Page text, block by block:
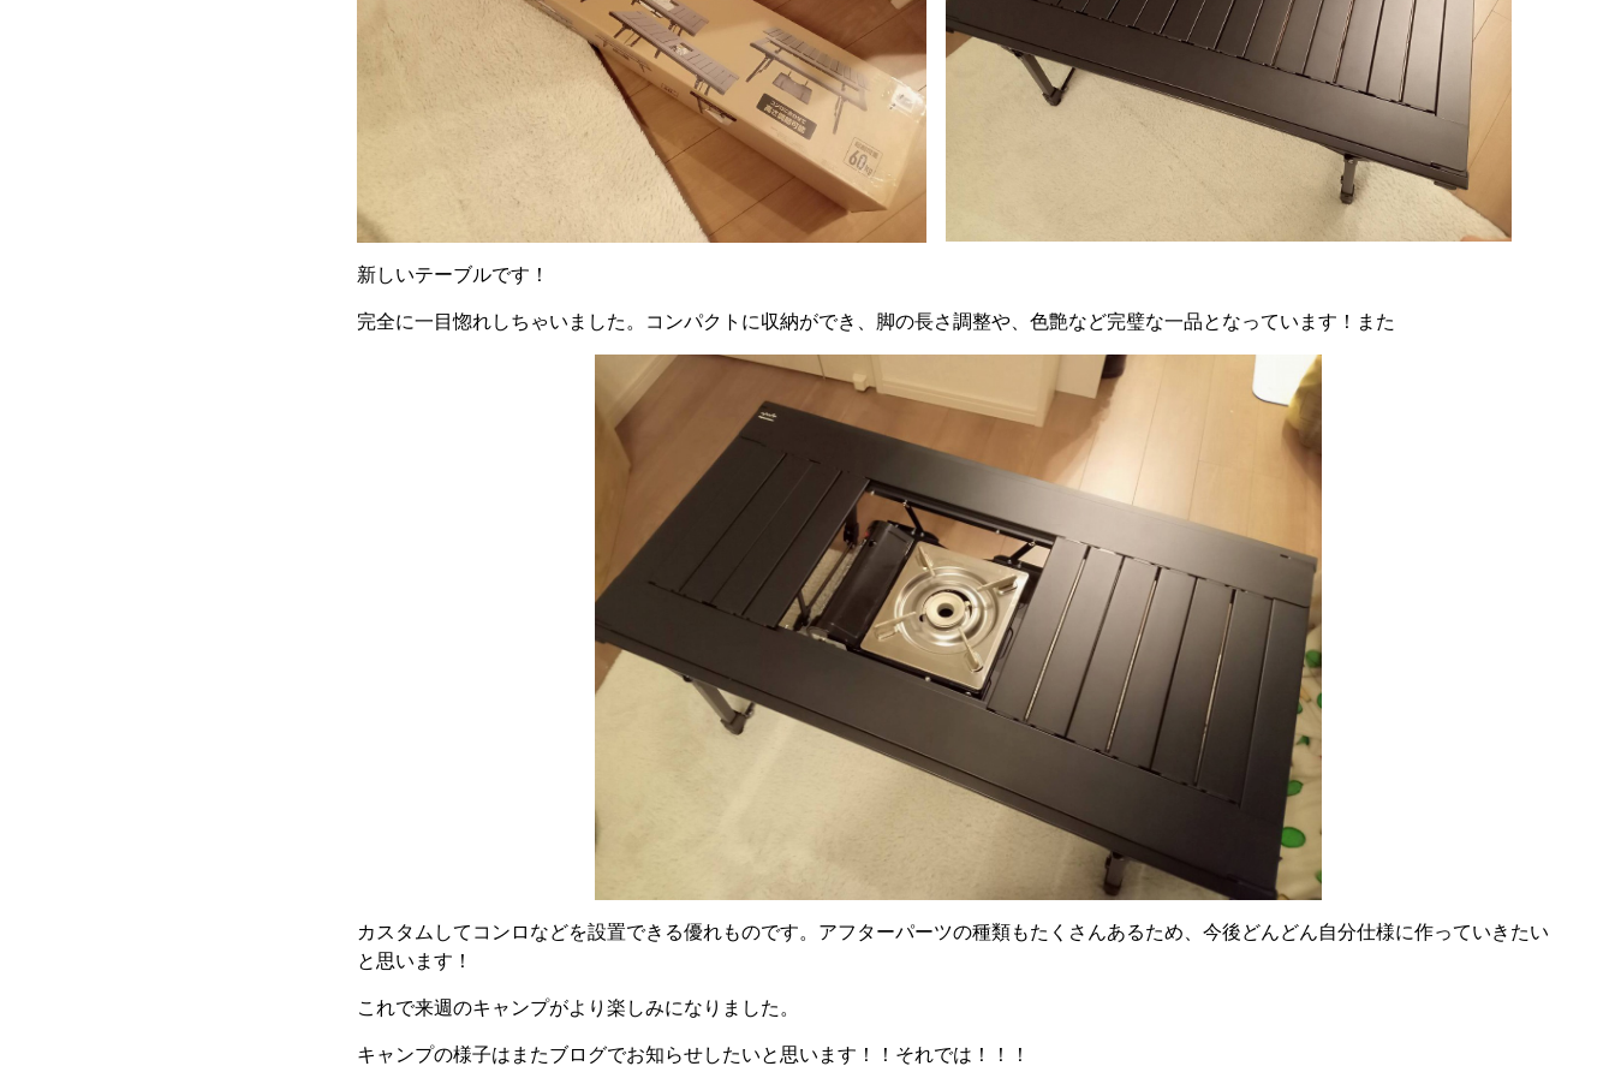
新しいテーブルです！
完全に一目惚れしちゃいました。コンパクトに収納ができ、脚の長さ調整や、色艶など完璧な一品となっています！また
カスタムしてコンロなどを設置できる優れものです。アフターパーツの種類もたくさんあるため、今後どんどん自分仕様に作っていきたい
と思います！
これで来週のキャンプがより楽しみになりました。
キャンプの様子はまたブログでお知らせしたいと思います！！それでは！！！